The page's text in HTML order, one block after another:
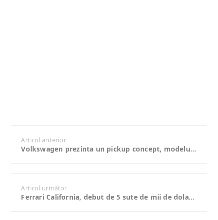
Articol anterior
Volkswagen prezinta un pickup concept, modelul Robust
Articol următor
Ferrari California, debut de 5 sute de mii de dolari pentru caritate